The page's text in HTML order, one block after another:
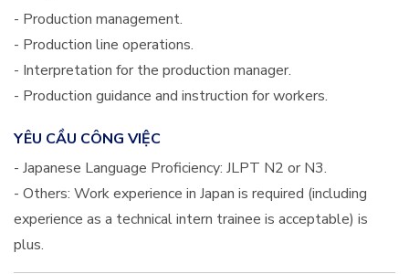
- Production management.
- Production line operations.
- Interpretation for the production manager.
- Production guidance and instruction for workers.
YÊU CẦU CÔNG VIỆC
- Japanese Language Proficiency: JLPT N2 or N3.
- Others: Work experience in Japan is required (including
experience as a technical intern trainee is acceptable) is
plus.